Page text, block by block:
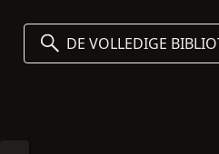
DE VOLLEDIGE